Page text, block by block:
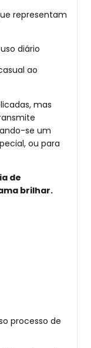
representam
diário
ao
mas
se um
ou para
de
brilhar.
processo de